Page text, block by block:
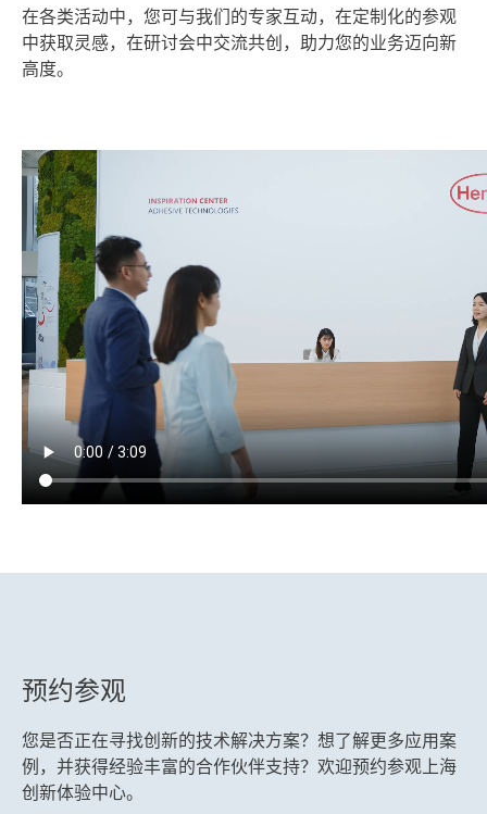
在各类活动中，您可与我们的专家互动，在定制化的参观
中获取灵感，在研讨会中交流共创，助力您的业务迈向新
高度。
预约参观
您是否正在寻找创新的技术解决方案？想了解更多应用案
例，并获得经验丰富的合作伙伴支持？欢迎预约参观上海
创新体验中心。